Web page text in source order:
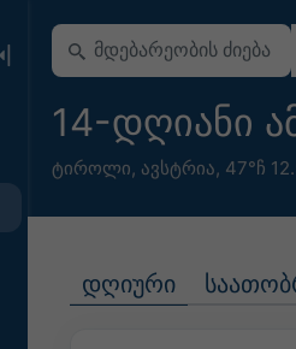
14-დღიანი
ტიროლი, ავსტრია, 47°ჩ
დღიური